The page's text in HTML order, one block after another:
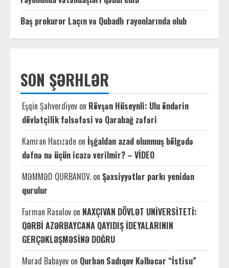
Baş prokuror Laçın və Qubadlı rayonlarında olub
SON ŞƏRHLƏR
Eşqin Şahverdiyev on Rövşən Hüseynli: Ulu öndərin
dövlətçilik fəlsəfəsi və Qarabağ zəfəri
Kamran Hacızade on İşğaldan azad olunmuş bölgədə
dəfnə nə üçün icazə verilmir? – VİDEO
MƏMMƏD QURBANOV. on Şəxsiyyətlər parkı yenidən
qurulur
Fərman Rəsulov on NAXÇIVAN DÖVLƏT UNİVERSİTETİ:
QƏRBİ AZƏRBAYCANA QAYIDIŞ İDEYALARININ
GERÇƏKLƏŞMƏSİNƏ DOĞRU
Murad Babayev on Qurban Sadıqov Kəlbəcər “İstisu”